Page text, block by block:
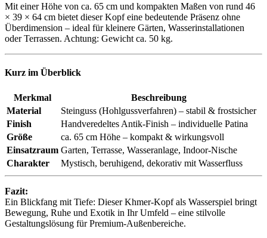
Mit einer Höhe von ca. 65 cm und kompakten Maßen von rund 46
× 39 × 64 cm bietet dieser Kopf eine bedeutende Präsenz ohne
Überdimension – ideal für kleinere Gärten, Wasserinstallationen
oder Terrassen. Achtung: Gewicht ca. 50 kg.
Kurz im Überblick
Merkmal
Beschreibung
Material
Steinguss (Hohlgussverfahren) – stabil & frostsicher
Finish
Handveredeltes Antik-Finish – individuelle Patina
Größe
ca. 65 cm Höhe – kompakt & wirkungsvoll
Einsatzraum Garten, Terrasse, Wasseranlage, Indoor-Nische
Charakter
Mystisch, beruhigend, dekorativ mit Wasserfluss
Fazit:
Ein Blickfang mit Tiefe: Dieser Khmer-Kopf als Wasserspiel bringt
Bewegung, Ruhe und Exotik in Ihr Umfeld – eine stilvolle
Gestaltungslösung für Premium-Außenbereiche.